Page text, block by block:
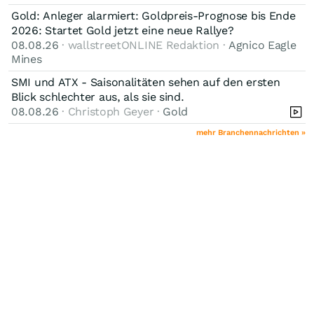
Gold: Anleger alarmiert: Goldpreis-Prognose bis Ende
2026: Startet Gold jetzt eine neue Rallye?
08.08.26 · wallstreetONLINE Redaktion · Agnico Eagle
Mines
SMI und ATX - Saisonalitäten sehen auf den ersten
Blick schlechter aus, als sie sind.
08.08.26 · Christoph Geyer · Gold
mehr Branchennachrichten »